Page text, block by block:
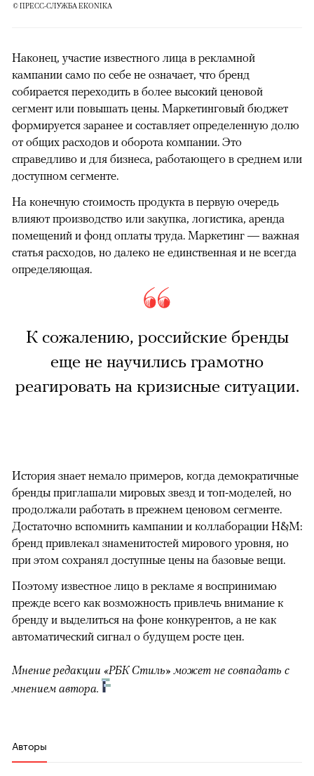
© ПРЕСС-СЛУЖБА EKONIKA
Наконец, участие известного лица в рекламной
кампании само по себе не означает, что бренд
собирается переходить в более высокий ценовой
сегмент или повышать цены. Маркетинговый бюджет
формируется заранее и составляет определенную долю
от общих расходов и оборота компании. Это
справедливо и для бизнеса, работающего в среднем или
доступном сегменте.
На конечную стоимость продукта в первую очередь
влияют производство или закупка, логистика, аренда
помещений и фонд оплаты труда. Маркетинг — важная
статья расходов, но далеко не единственная и не всегда
определяющая.
К сожалению, российские бренды
еще не научились грамотно
реагировать на кризисные ситуации.
История знает немало примеров, когда демократичные
бренды приглашали мировых звезд и топ-моделей, но
продолжали работать в прежнем ценовом сегменте.
Достаточно вспомнить кампании и коллаборации H&M:
бренд привлекал знаменитостей мирового уровня, но
при этом сохранял доступные цены на базовые вещи.
Поэтому известное лицо в рекламе я воспринимаю
прежде всего как возможность привлечь внимание к
бренду и выделиться на фоне конкурентов, а не как
автоматический сигнал о будущем росте цен.
Мнение редакции «РБК Стиль» может не совпадать с
мнением автора.
Авторы